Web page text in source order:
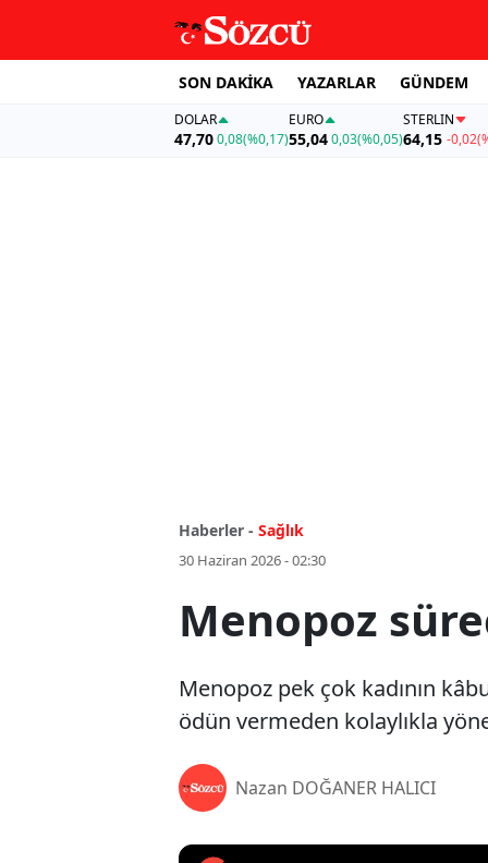
SON DAKİKA YAZARLAR GÜNDEM
DOLAR
47,700,08(%0,17)
EURO
55,04 0,03(%0,05)
STERLIN
64,15 -0,02
Haberler - Sağlık
30 Haziran 2026 - 02:30
Menopoz
Menopoz pek çok kadının
ödün vermeden kolaylıkla
Nazan DOĞANER HALICI